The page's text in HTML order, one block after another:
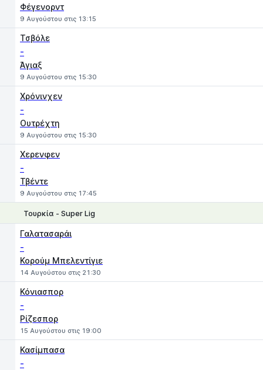
Φέγενορντ
9 Αυγούστου στις 13:15
Τσβόλε
-
Άγιαξ
9 Αυγούστου στις 15:30
Χρόνινχεν
-
Ουτρέχτη
9 Αυγούστου στις 15:30
Χερενφεν
-
Τβέντε
9 Αυγούστου στις 17:45
Τουρκία - Super Lig
Γαλατασαράι
-
Κορούμ Μπελεντίγιε
14 Αυγούστου στις 21:30
Κόνιασπορ
-
Ρίζεσπορ
15 Αυγούστου στις 19:00
Κασίμπασα
-